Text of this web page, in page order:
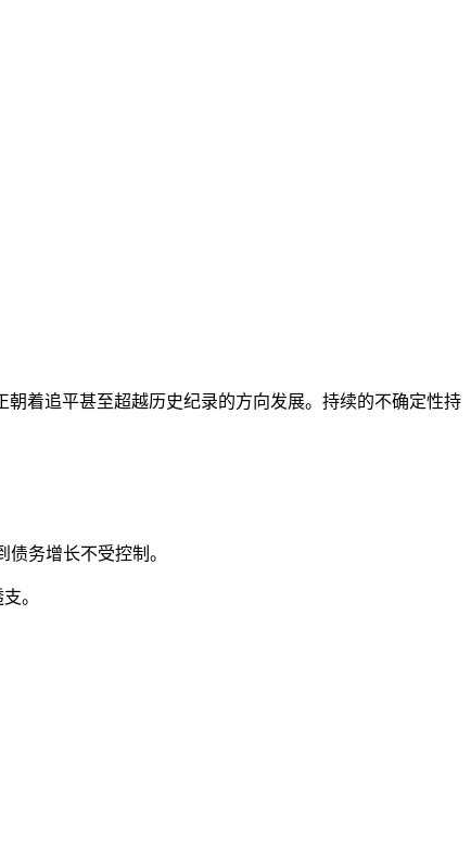
朝着追平甚至超越历史纪录的方向发展。持续的不确定性持
务增长不受控制。
。